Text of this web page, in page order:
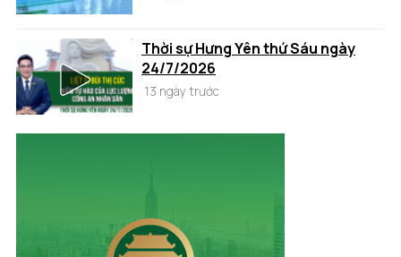
Thời sự Hưng Yên thứ Sáu ngày
24/7/2026
13 ngày trước